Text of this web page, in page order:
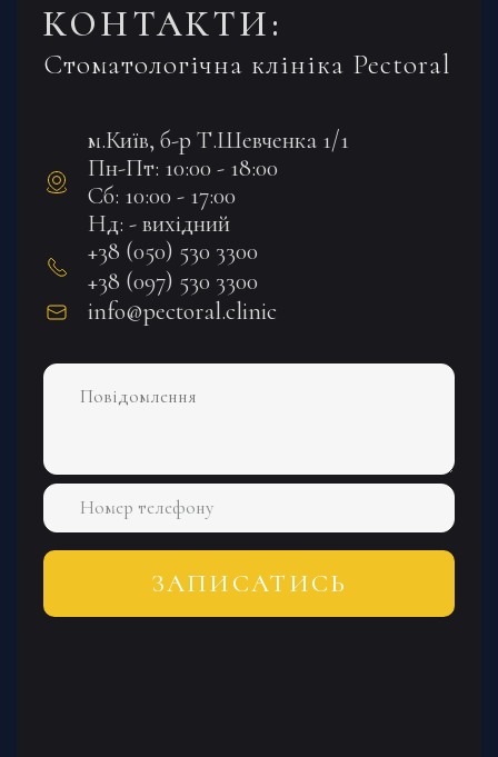
КОНТАКТИ:
Стоматологічна клініка Pectoral
м.Київ, б-р Т.Шевченка 1/1
Пн-Пт: 10:00 - 18:00
Сб: 10:00 - 17:00
Нд: - вихідний
+38 (050) 530 3300
+38 (097) 530 3300
info@pectoral.clinic